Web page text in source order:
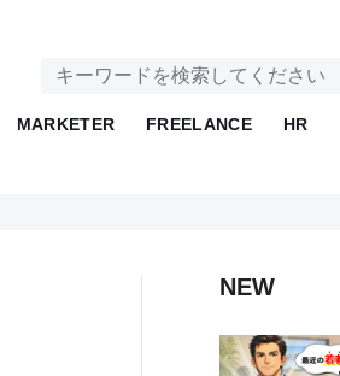
MARKETER FREELANCE HR
NEW